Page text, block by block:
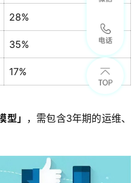
28%
35%
17%
型」 ，需包含3年期的运维、